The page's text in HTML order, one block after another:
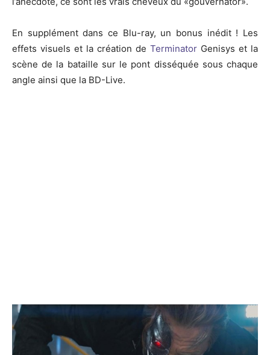
En supplément dans ce Blu-ray, un bonus inédit ! Les
effets visuels et la création de Terminator Genisys et la
scène de la bataille sur le pont disséquée sous chaque
angle ainsi que la BD-Live.